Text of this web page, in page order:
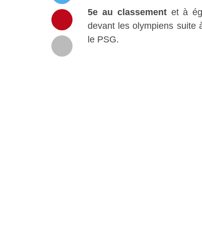
5e au classementet à
devant les olympiens suite
le PSG.